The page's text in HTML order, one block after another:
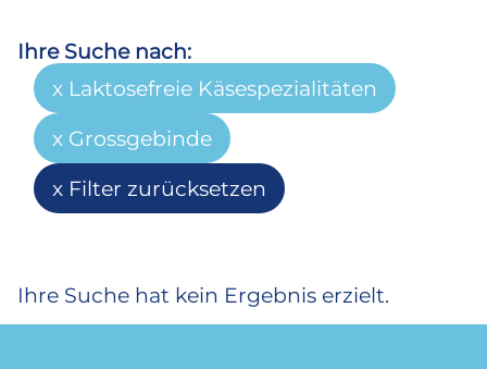
Ihre Suche nach:
Laktosefreie Käsespezialitäten
Grossgebinde
Filter zurücksetzen
Ihre Suche hat kein Ergebnis erzielt.